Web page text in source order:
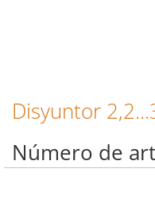
Saltar
al
de
la
Disyuntor
Número de